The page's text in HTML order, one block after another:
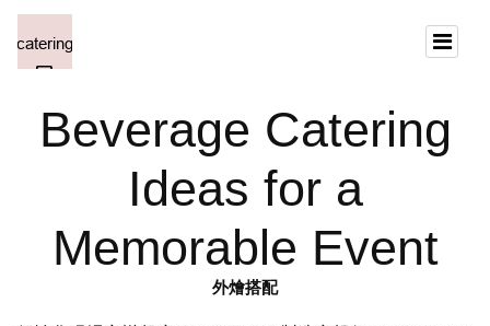
Beverage Catering
Ideas for a
Memorable Event
外燴搭配